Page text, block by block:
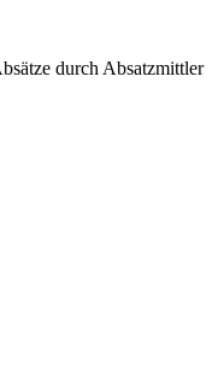
durch Absatzmittler